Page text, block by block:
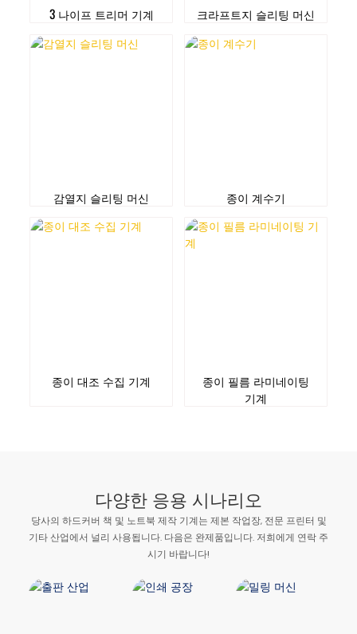
3 나이프 트리머 기계 크라프트지 슬리팅 머신
감열지 슬리팅 머신 종이 계수기
종이 대조 수집 기계
종이 필름 라미네이팅
기계
다양한 응용 시나리오
당사의 하드커버 책 및 노트북 제작 기계는 제본 작업장, 전문 프린터 및
기타 산업에서 널리 사용됩니다. 다음은 완제품입니다. 저희에게 연락 주
시기 바랍니다!